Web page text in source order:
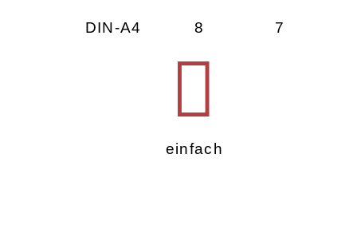
DIN-A4 8 7
einfach